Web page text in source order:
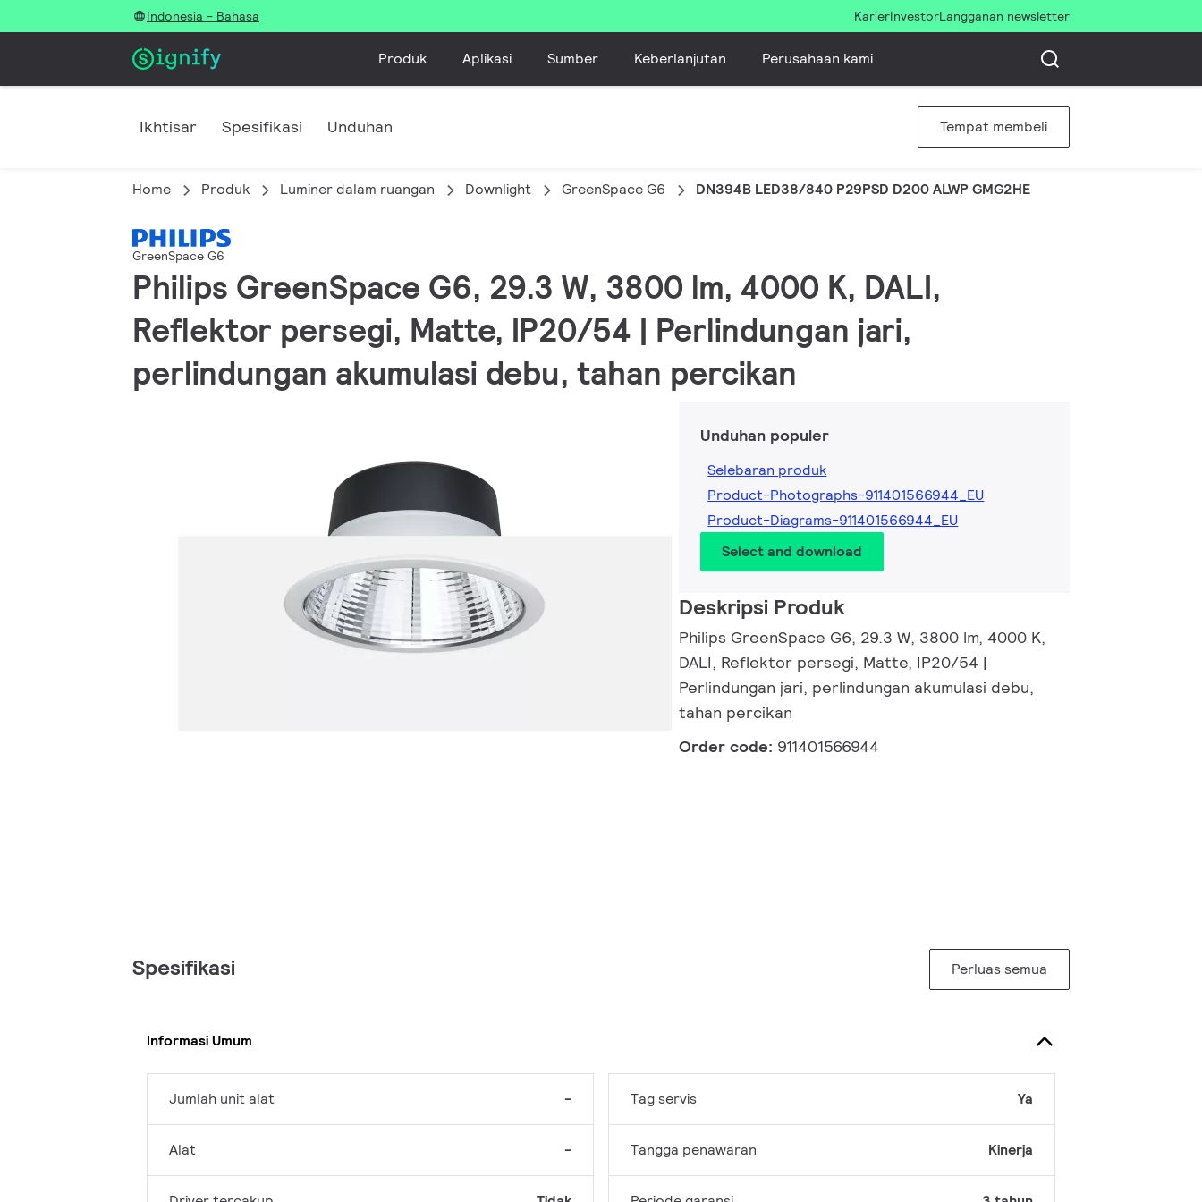
Indonesia - Bahasa KarierInvestorLangganan newsletter
Produk Aplikasi Sumber Keberlanjutan Perusahaan kami
Ikhtisar Spesifikasi Unduhan Tempat membeli
Home Produk Luminer dalam ruangan Downlight GreenSpace G6 DN394B LED38/840 P29PSD D200 ALWP GMG2HE
GreenSpace G6
Philips GreenSpace G6, 29.3 W, 3800 lm, 4000 K, DALI,
Reflektor persegi, Matte, IP20/54 | Perlindungan jari,
perlindungan akumulasi debu, tahan percikan
Unduhan populer
Selebaran produk
Product-Photographs-911401566944_EU
Product-Diagrams-911401566944_EU
Select and download
Deskripsi Produk
Philips GreenSpace G6, 29.3 W, 3800 lm, 4000 K,
DALI, Reflektor persegi, Matte, IP20/54 |
Perlindungan jari, perlindungan akumulasi debu,
tahan percikan
Order code: 911401566944
Spesifikasi Perluas semua
Informasi Umum
Jumlah unit alat -
Alat -
Tag servis Ya
Tangga penawaran Kinerja